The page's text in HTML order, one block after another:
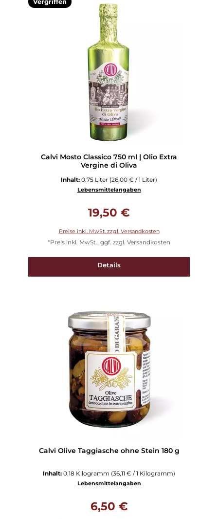
Vergriffen
Calvi Mosto Classico 750 ml | Olio Extra
Vergine di Oliva
Inhalt: 0.75 Liter (26,00 € / 1 Liter)
Lebensmittelangaben
19,50 €
Preise inkl. MwSt. zzgl. Versandkosten
*Preis inkl. MwSt., ggf. zzgl. Versandkosten
Details
Calvi Olive Taggiasche ohne Stein 180 g
Inhalt: 0.18 Kilogramm (36,11 € / 1 Kilogramm)
Lebensmittelangaben
6,50 €